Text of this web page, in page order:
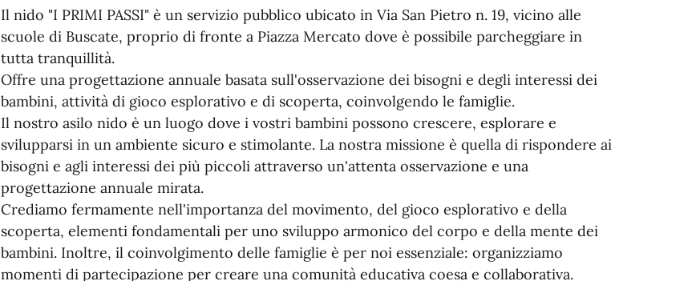
Il nido "I PRIMI PASSI" è un servizio pubblico ubicato in Via San Pietro n. 19, vicino alle
scuole di Buscate, proprio di fronte a Piazza Mercato dove è possibile parcheggiare in
tutta tranquillità.
Offre una progettazione annuale basata sull'osservazione dei bisogni e degli interessi dei
bambini, attività di gioco esplorativo e di scoperta, coinvolgendo le famiglie.
Il nostro asilo nido è un luogo dove i vostri bambini possono crescere, esplorare e
svilupparsi in un ambiente sicuro e stimolante. La nostra missione è quella di rispondere ai
bisogni e agli interessi dei più piccoli attraverso un'attenta osservazione e una
progettazione annuale mirata.
Crediamo fermamente nell'importanza del movimento, del gioco esplorativo e della
scoperta, elementi fondamentali per uno sviluppo armonico del corpo e della mente dei
bambini. Inoltre, il coinvolgimento delle famiglie è per noi essenziale: organizziamo
momenti di partecipazione per creare una comunità educativa coesa e collaborativa.